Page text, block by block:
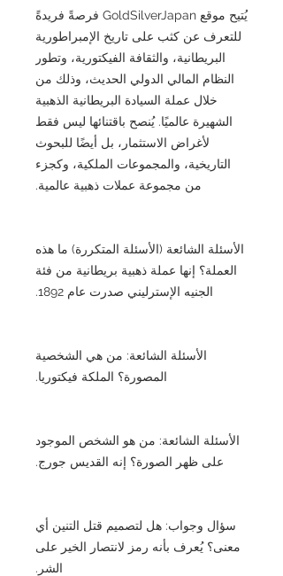
يُتيح موقع GoldSilverJapan فرصةً فريدةً
للتعرف عن كثب على تاريخ الإمبراطورية
البريطانية، والثقافة الفيكتورية، وتطور
النظام المالي الدولي الحديث، وذلك من
خلال عملة السيادة البريطانية الذهبية
الشهيرة عالميًا. يُنصح باقتنائها ليس فقط
لأغراض الاستثمار، بل أيضًا للبحوث
التاريخية، والمجموعات الملكية، وكجزء
من مجموعة عملات ذهبية عالمية.
الأسئلة الشائعة (الأسئلة المتكررة) ما هذه
العملة؟ إنها عملة ذهبية بريطانية من فئة
الجنيه الإسترليني صدرت عام 1892.
الأسئلة الشائعة: من هي الشخصية
المصورة؟ الملكة فيكتوريا.
الأسئلة الشائعة: من هو الشخص الموجود
على ظهر الصورة؟ إنه القديس جورج.
سؤال وجواب: هل لتصميم قتل التنين أي
معنى؟ يُعرف بأنه رمز لانتصار الخير على
الشر.